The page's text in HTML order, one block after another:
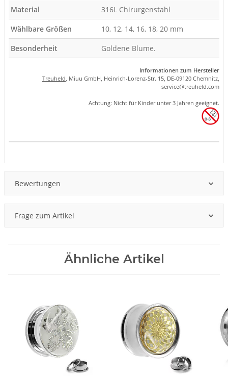
Material
316L Chirurgenstahl
Wählbare Größen
10, 12, 14, 16, 18, 20 mm
Besonderheit
Goldene Blume.
Informationen zum Hersteller
Treuheld, Miuu GmbH, Heinrich-Lorenz-Str. 15, DE-09120 Chemnitz,
service@treuheld.com
Achtung: Nicht für Kinder unter 3 Jahren geeignet.
Bewertungen
Frage zum Artikel
Ähnliche Artikel